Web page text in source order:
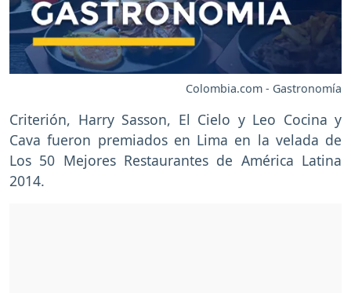
Colombia.com - Gastronomía
Criterión, Harry Sasson, El Cielo y Leo Cocina y
Cava fueron premiados en Lima en la velada de
Los 50 Mejores Restaurantes de América Latina
2014.